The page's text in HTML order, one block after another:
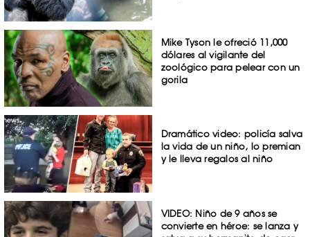
Mike Tyson le ofreció 11,000
dólares al vigilante del
zoológico para pelear con un
gorila
Dramático video: policía salva
la vida de un niño, lo premian
y le lleva regalos al niño
VIDEO: Niño de 9 años se
convierte en héroe: se lanza y